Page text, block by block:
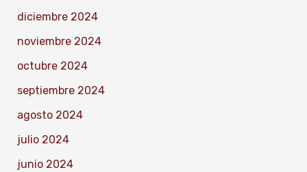
diciembre 2024
noviembre 2024
octubre 2024
septiembre 2024
agosto 2024
julio 2024
junio 2024